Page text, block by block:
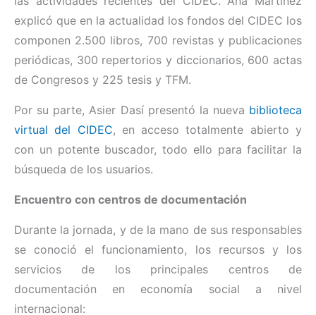
explicó que en la actualidad los fondos del CIDEC los
componen 2.500 libros, 700 revistas y publicaciones
periódicas, 300 repertorios y diccionarios, 600 actas
de Congresos y 225 tesis y TFM.
Por su parte, Asier Dasí presentó la nueva biblioteca
virtual del CIDEC, en acceso totalmente abierto y
con un potente buscador, todo ello para facilitar la
búsqueda de los usuarios.
Encuentro con centros de documentación
Durante la jornada, y de la mano de sus responsables
se conoció el funcionamiento, los recursos y los
servicios de los principales centros de
documentación en economía social a nivel
internacional: